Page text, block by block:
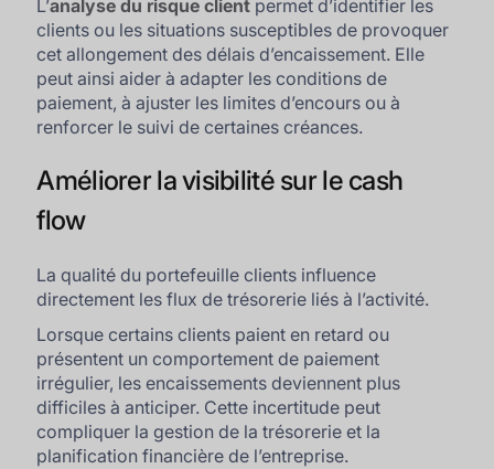
L’analyse du risque client permet d’identifier les
clients ou les situations susceptibles de provoquer
cet allongement des délais d’encaissement. Elle
peut ainsi aider à adapter les conditions de
paiement, à ajuster les limites d’encours ou à
renforcer le suivi de certaines créances.
Améliorer la visibilité sur le cash
flow
La qualité du portefeuille clients influence
directement les flux de trésorerie liés à l’activité.
Lorsque certains clients paient en retard ou
présentent un comportement de paiement
irrégulier, les encaissements deviennent plus
difficiles à anticiper. Cette incertitude peut
compliquer la gestion de la trésorerie et la
planification financière de l’entreprise.